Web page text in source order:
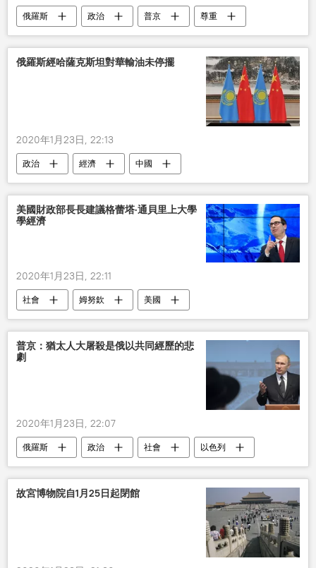
俄羅斯 政治 普京
尊重
柔道
規則
俄羅斯經哈薩克斯坦對華輸油未停擺
2020年1月23日, 22:13
政治 經濟
中國
哈薩克斯坦
國際 石油
美國財政部長長建議格蕾塔·通貝里上大學
學經濟
2020年1月23日, 22:11
社會 姆努欽 美國
普京：猶太人大屠殺是俄以共同經歷的悲
劇
2020年1月23日, 22:07
俄羅斯 政治 社會
以色列
猶太人
故宮博物院自1月25日起閉館